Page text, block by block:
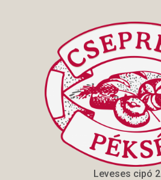
Leveses cipó